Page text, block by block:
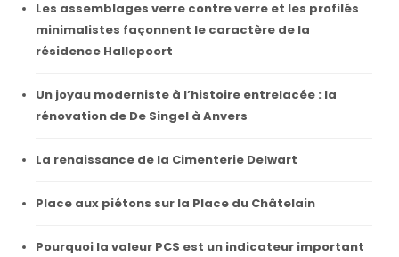
Les assemblages verre contre verre et les profilés
minimalistes façonnent le caractère de la
résidence Hallepoort
Un joyau moderniste à l’histoire entrelacée : la
rénovation de De Singel à Anvers
La renaissance de la Cimenterie Delwart
Place aux piétons sur la Place du Châtelain
Pourquoi la valeur PCS est un indicateur important